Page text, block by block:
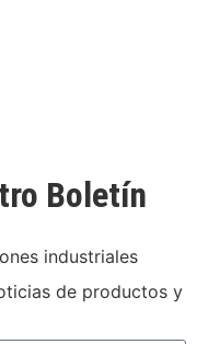
Boletín
industriales
de productos y